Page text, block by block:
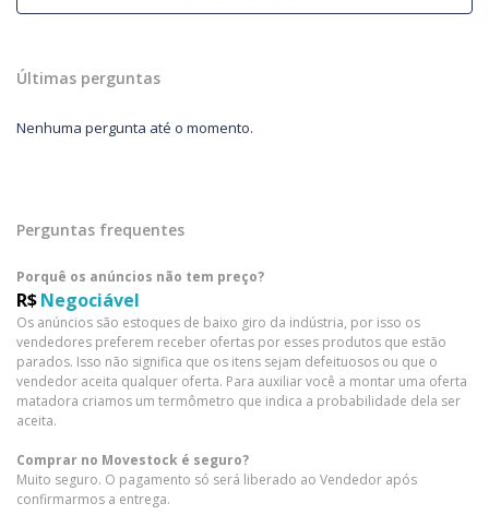
Últimas perguntas
Nenhuma pergunta até o momento.
Perguntas frequentes
Porquê os anúncios não tem preço?
R$Negociável
Os anúncios são estoques de baixo giro da indústria, por isso os
vendedores preferem receber ofertas por esses produtos que estão
parados. Isso não significa que os itens sejam defeituosos ou que o
vendedor aceita qualquer oferta. Para auxiliar você a montar uma oferta
matadora criamos um termômetro que indica a probabilidade dela ser
aceita.
Comprar no Movestock é seguro?
Muito seguro. O pagamento só será liberado ao Vendedor após
confirmarmos a entrega.